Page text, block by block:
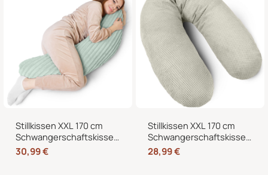
Stillkissen XXL 170 cm
Schwangerschaftskissen
Seitenschläferkissen U-
Form – Lagerungskissen
30,99€
Stillkissen XXL 170 cm
Schwangerschaftskissen
Seitenschläferkissen U-
Form mit abnehmbarem
28,99€